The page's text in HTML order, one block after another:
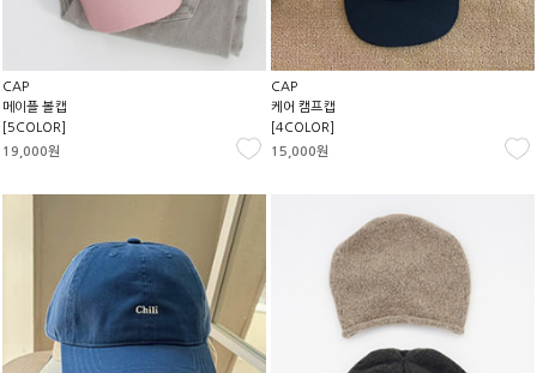
CAP
메이플 볼캡
[5COLOR]
19,000원
CAP
케어 캠프캡
[4COLOR]
15,000원